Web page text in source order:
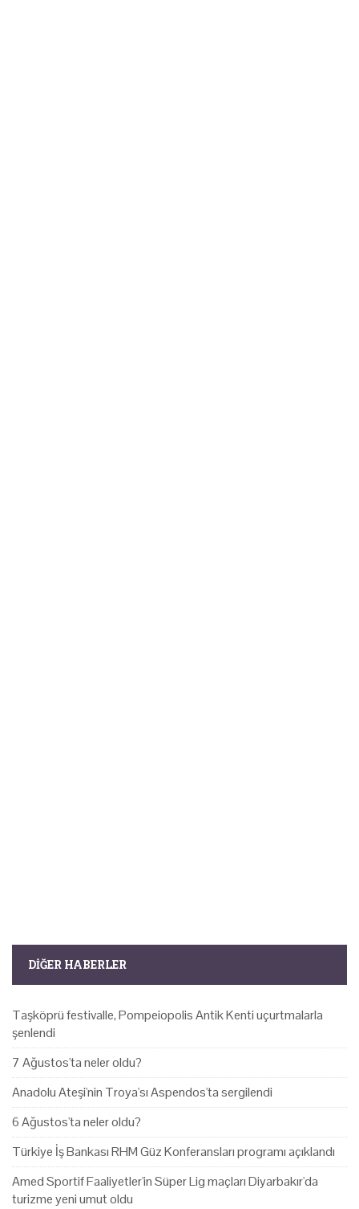
DIĞER HABERLER
Taşköprü festivalle, Pompeiopolis Antik Kenti uçurtmalarla
şenlendi
7 Ağustos'ta neler oldu?
Anadolu Ateşi'nin Troya'sı Aspendos'ta sergilendi
6 Ağustos'ta neler oldu?
Türkiye İş Bankası RHM Güz Konferansları programı açıklandı
Amed Sportif Faaliyetler'in Süper Lig maçları Diyarbakır'da
turizme yeni umut oldu